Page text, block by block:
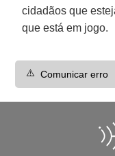
cidadãos que
que está em jogo.
⚠️ Comunicar erro